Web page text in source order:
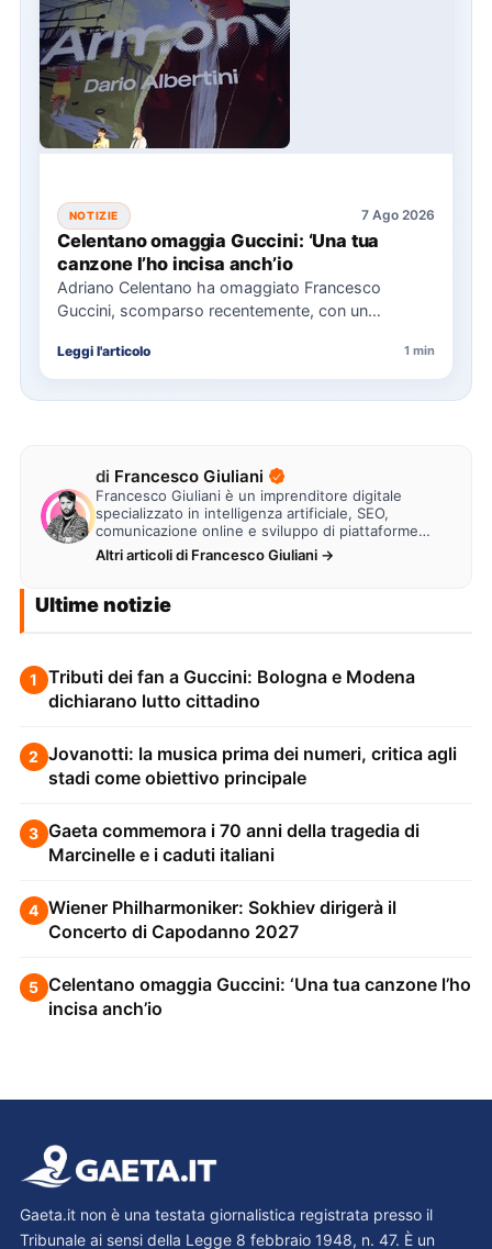
NOTIZIE 7 Ago 2026
Celentano omaggia Guccini: ‘Una tua
canzone l’ho incisa anch’io
Adriano Celentano ha omaggiato Francesco
Guccini, scomparso recentemente, con un
"Vite" che…
Leggi l'articolo 1 min
di Francesco Giuliani
Francesco Giuliani è un imprenditore digitale
specializzato in intelligenza artificiale, SEO,
comunicazione online e sviluppo di piattaforme
web. Lavora alla creazione di…
Altri articoli di Francesco Giuliani →
Ultime notizie
1
Tributi dei fan a Guccini: Bologna e Modena
dichiarano lutto cittadino
2 Jovanotti: la musica prima dei numeri, critica agli
stadi come obiettivo principale
3 Gaeta commemora i 70 anni della tragedia di
Marcinelle e i caduti italiani
4 Wiener Philharmoniker: Sokhiev dirigerà il
Concerto di Capodanno 2027
5 Celentano omaggia Guccini: ‘Una tua canzone l’ho
incisa anch’io
Gaeta.it non è una testata giornalistica registrata presso il
Tribunale ai sensi della Legge 8 febbraio 1948, n. 47. È un